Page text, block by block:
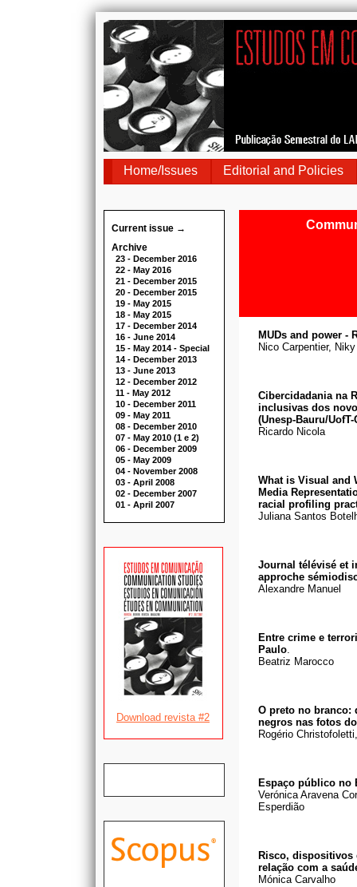
Home/Issues Editorial and Policies
Current issue →
Archive
23 - December 2016
22 - May 2016
21 - December 2015
20 - December 2015
19 - May 2015
18 - May 2015
17 - December 2014
16 - June 2014
15 - May 2014 - Special
14 - December 2013
13 - June 2013
12 - December 2012
11 - May 2012
10 - December 2011
09 - May 2011
08 - December 2010
07 - May 2010 (1 e 2)
06 - December 2009
05 - May 2009
04 - November 2008
03 - April 2008
02 - December 2007
01 - April 2007
Download revista #2
MUDs and power -
Nico Carpentier,
Cibercidadania na
inclusivas dos
(Unesp-Bauru/
Ricardo Nicola
What is Visual and
Media
racial profiling
Juliana Santos
Journal télévisé et
approche
Alexandre Manuel
Entre crime e
Paulo.
Beatriz Marocco
O preto no branco:
negros nas fotos
Rogério
Espaço público no
Verónica Aravena
Esperdião
Risco, dispositivos
relação com a
Mónica Carvalho